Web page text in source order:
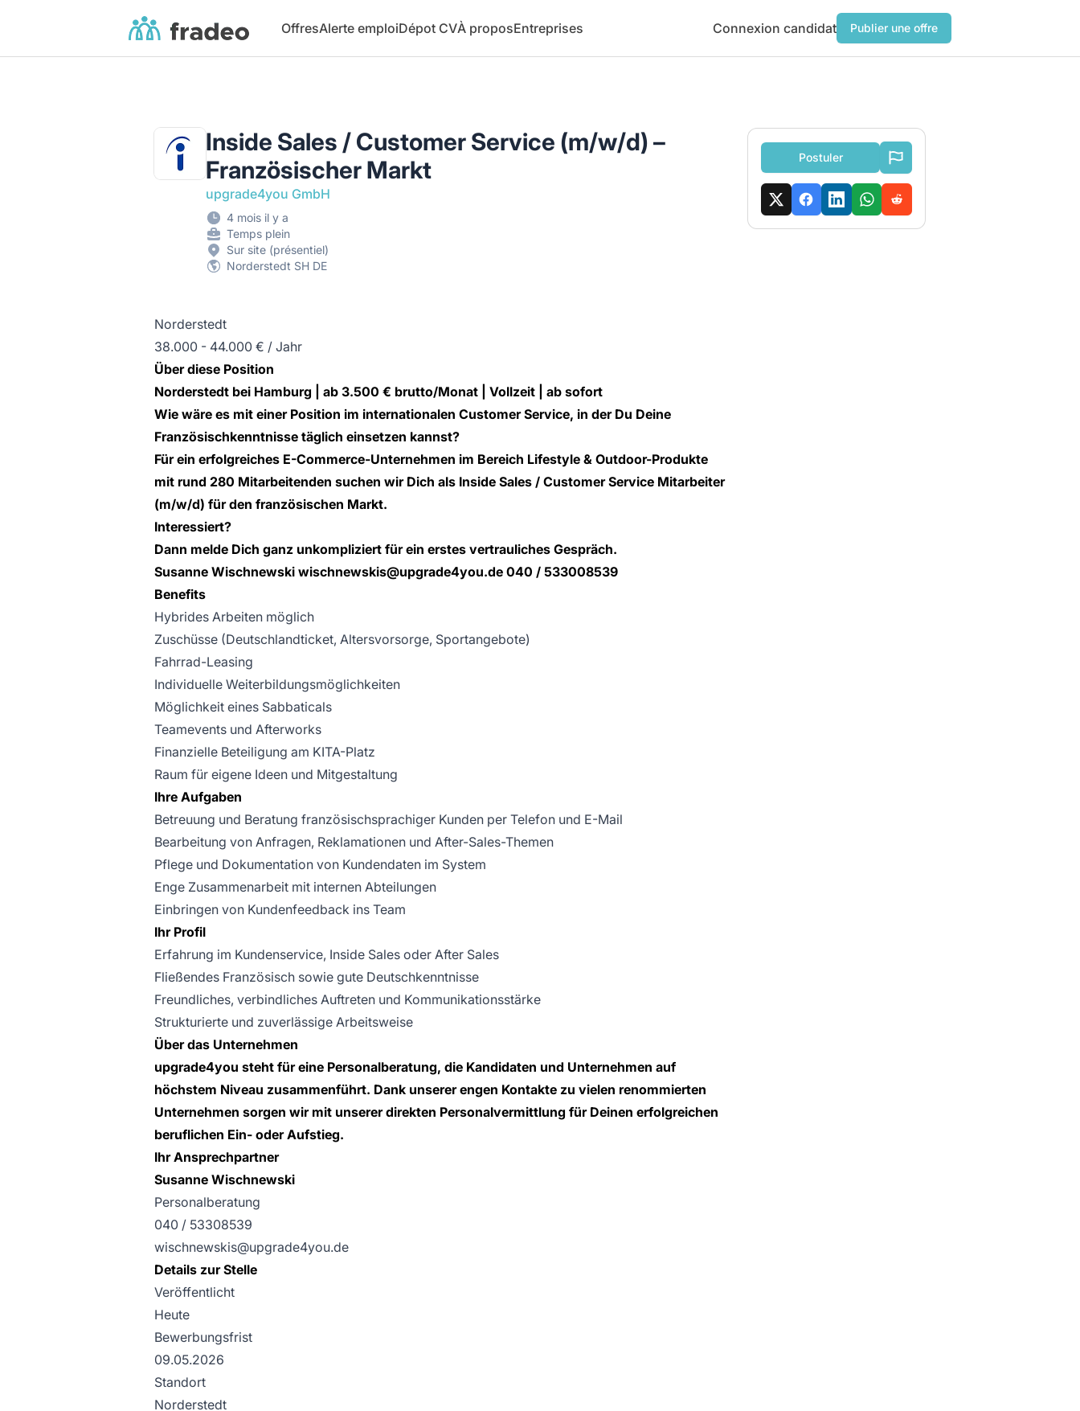
Fradeo OffresAlerte emploiDépot CVÀ proposEntreprises Connexion candidat Publier une offre
Inside Sales / Customer Service (m/w/d) –
Französischer Markt
upgrade4you GmbH
4 mois il y a
Temps plein
Sur site (présentiel)
Norderstedt SH DE
Norderstedt
38.000 - 44.000 € / Jahr
Über diese Position
Norderstedt bei Hamburg | ab 3.500 € brutto/Monat | Vollzeit | ab sofort
Wie wäre es mit einer Position im internationalen Customer Service, in der Du Deine
Französischkenntnisse täglich einsetzen kannst?
Für ein erfolgreiches E-Commerce-Unternehmen im Bereich Lifestyle & Outdoor-Produkte
mit rund 280 Mitarbeitenden suchen wir Dich als Inside Sales / Customer Service Mitarbeiter
(m/w/d) für den französischen Markt.
Interessiert?
Dann melde Dich ganz unkompliziert für ein erstes vertrauliches Gespräch.
Susanne Wischnewski wischnewskis@upgrade4you.de 040 / 533008539
Benefits
Hybrides Arbeiten möglich
Zuschüsse (Deutschlandticket, Altersvorsorge, Sportangebote)
Fahrrad-Leasing
Individuelle Weiterbildungsmöglichkeiten
Möglichkeit eines Sabbaticals
Teamevents und Afterworks
Finanzielle Beteiligung am KITA-Platz
Raum für eigene Ideen und Mitgestaltung
Ihre Aufgaben
Betreuung und Beratung französischsprachiger Kunden per Telefon und E-Mail
Bearbeitung von Anfragen, Reklamationen und After-Sales-Themen
Pflege und Dokumentation von Kundendaten im System
Enge Zusammenarbeit mit internen Abteilungen
Einbringen von Kundenfeedback ins Team
Ihr Profil
Erfahrung im Kundenservice, Inside Sales oder After Sales
Fließendes Französisch sowie gute Deutschkenntnisse
Freundliches, verbindliches Auftreten und Kommunikationsstärke
Strukturierte und zuverlässige Arbeitsweise
Über das Unternehmen
upgrade4you steht für eine Personalberatung, die Kandidaten und Unternehmen auf
höchstem Niveau zusammenführt. Dank unserer engen Kontakte zu vielen renommierten
Unternehmen sorgen wir mit unserer direkten Personalvermittlung für Deinen erfolgreichen
beruflichen Ein- oder Aufstieg.
Ihr Ansprechpartner
Susanne Wischnewski
Personalberatung
040 / 53308539
wischnewskis@upgrade4you.de
Details zur Stelle
Veröffentlicht
Heute
Bewerbungsfrist
09.05.2026
Standort
Norderstedt
Postuler